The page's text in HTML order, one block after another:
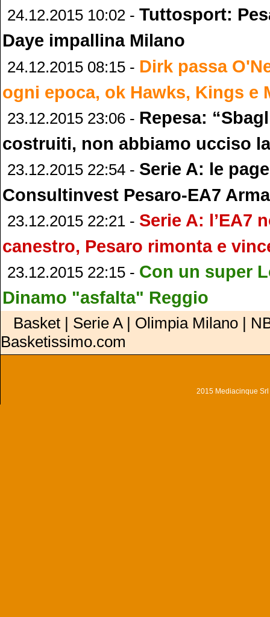
24.12.2015 10:02 - Tuttosport:
Daye impallina Milano
24.12.2015 08:15 - Dirk passa
ogni epoca, ok Hawks, Kings e
23.12.2015 23:06 - Repesa:
costruiti, non abbiamo ucciso
23.12.2015 22:54 - Serie A: le
Consultinvest Pesaro-EA7
23.12.2015 22:21 - Serie A: l’EA7
canestro, Pesaro rimonta e
23.12.2015 22:15 - Con un super
Dinamo "asfalta" Reggio
Basket | Serie A | Olimpia Milano |
Basketissimo.com
2015 Mediacinque Srl